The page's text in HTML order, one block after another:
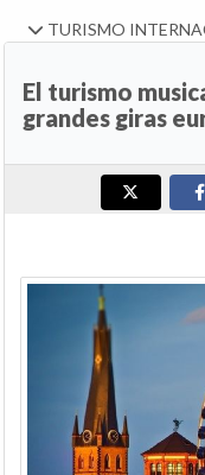
TURISMO
El turismo
grandes giras